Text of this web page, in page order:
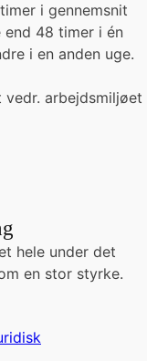
i gennemsnit
end 48 timer i én
i en anden uge.
arbejdsmiljøet
hele under det
en stor styrke.